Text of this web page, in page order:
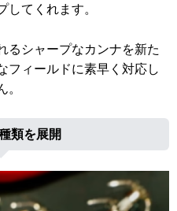
してくれます。
るシャープなカンナを新た
フィールドに素早く対応し
。
類を展開